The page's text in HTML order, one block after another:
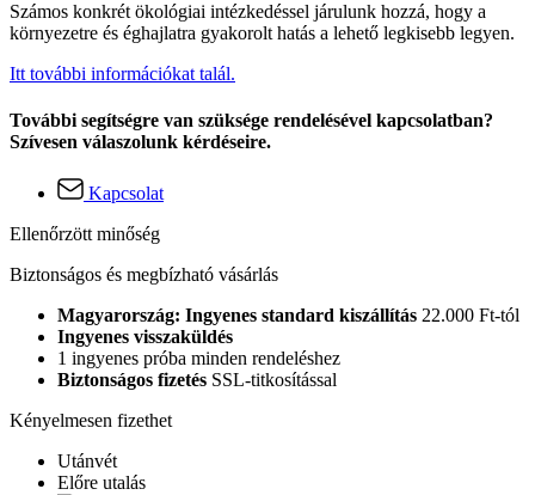
Számos konkrét ökológiai intézkedéssel járulunk hozzá, hogy a
környezetre és éghajlatra gyakorolt hatás a lehető legkisebb legyen.
Itt további információkat talál.
További segítségre van szüksége rendelésével kapcsolatban?
Szívesen válaszolunk kérdéseire.
Kapcsolat
Ellenőrzött minőség
Biztonságos és megbízható vásárlás
Magyarország: Ingyenes standard kiszállítás 22.000 Ft-tól
Ingyenes visszaküldés
1 ingyenes próba minden rendeléshez
Biztonságos fizetés SSL-titkosítással
Kényelmesen fizethet
Utánvét
Előre utalás